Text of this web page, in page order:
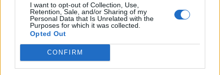
I want to opt-out of Collection, Use,
Retention, Sale, and/or Sharing of my
Personal Data that Is Unrelated with the
Purposes for which it was collected.
Opted Out
CONFIRM
vásárlására (nem
kistelepülés)*, vagy
CSOK használt ingatlan
vásárlására, bővítésére
és/vagy
korszerűsítésére